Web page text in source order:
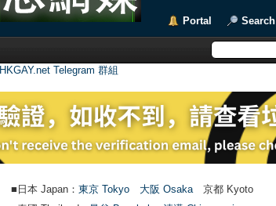
Portal Search
HKGAY.net Telegram 群組
■日本 Japan： 東京 Tokyo 大阪 Osaka 京都 Kyoto